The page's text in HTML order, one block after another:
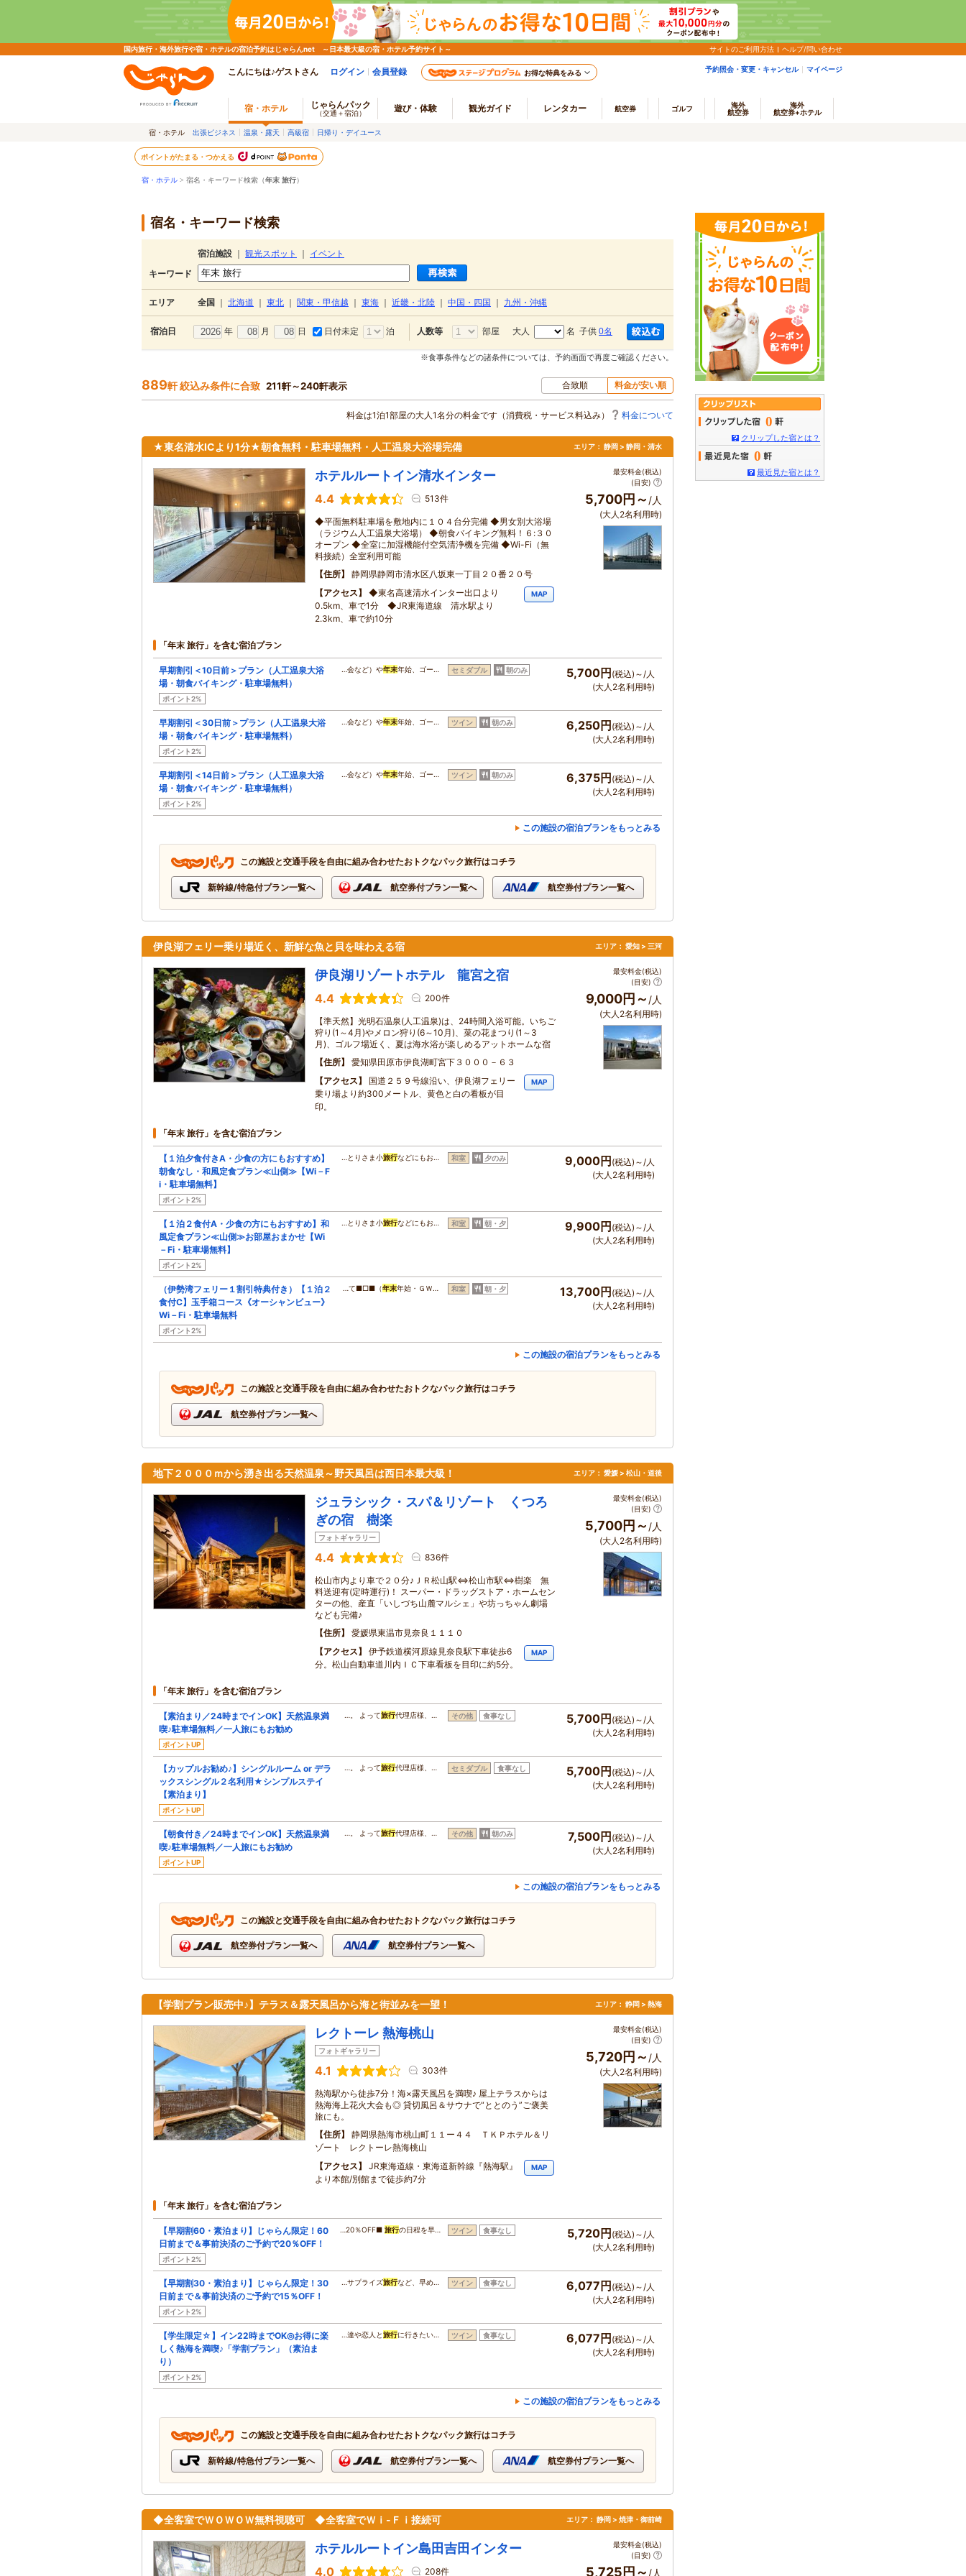
国内旅行・海外旅行や宿・ホテルの宿泊予約はじゃらんnet ～日本最大級の宿・ホテル予約サイト～ サイトのご利用方法 ヘルプ/問い合わせ
こんにちは♪ゲストさん ログイン 会員登録 お得な特典をみる 予約照会・変更・キャンセル マイページ
宿・ホテル じゃらんパック
（交通＋宿泊） 遊び・体験 観光ガイド レンタカー 航空券 ゴルフ
海外
航空券
海外
航空券+ホテル
宿・ホテル 出張ビジネス 温泉・露天 高級宿 日帰り・デイユース
ポイントがたまる・つかえる
宿・ホテル > 宿名・キーワード検索（年末 旅行）
宿名・キーワード検索
宿泊施設 観光スポット
イベント
キーワード
エリア 全国 北海道 東北 関東・甲信越 東海 近畿・北陸 中国・四国 九州・沖縄
宿泊日 年 月 日 日付未定 泊 人数等 部屋 大人 名 子供 0名
※食事条件などの諸条件については、予約画面で再度ご確認ください。
889軒 絞込み条件に合致 211軒～240軒表示 合致順 料金が安い順
料金は1泊1部屋の大人1名分の料金です（消費税・サービス料込み） 料金について
★東名清水ICより1分★朝食無料・駐車場無料・人工温泉大浴場完備 エリア： 静岡 > 静岡・清水
ホテルルートイン清水インター
4.4 513件
◆平面無料駐車場を敷地内に１０４台分完備 ◆男女別大浴場
（ラジウム人工温泉大浴場） ◆朝食バイキング無料！６:３０
オープン ◆全室に加湿機能付空気清浄機を完備 ◆Wi-Fi（無
料接続）全室利用可能
住所
静岡県静岡市清水区八坂東一丁目２０番２０号
アクセス
◆東名高速清水インター出口より
0.5km、車で1分 ◆JR東海道線 清水駅より
2.3km、車で約10分
MAP
最安料金(税込)
(目安)
5,700円～ /人
(大人2名利用時)
「年末 旅行」を含む宿泊プラン
早期割引＜10日前＞プラン（人工温泉大浴
場・朝食バイキング・駐車場無料）
ポイント2%
…会など）や年末年始、ゴー… セミダブル 朝のみ 5,700円 (税込)～/人
(大人2名利用時)
早期割引＜30日前＞プラン（人工温泉大浴
場・朝食バイキング・駐車場無料）
ポイント2%
…会など）や年末年始、ゴー… ツイン 朝のみ 6,250円 (税込)～/人
(大人2名利用時)
早期割引＜14日前＞プラン（人工温泉大浴
場・朝食バイキング・駐車場無料）
ポイント2%
…会など）や年末年始、ゴー… ツイン 朝のみ 6,375円 (税込)～/人
(大人2名利用時)
この施設の宿泊プランをもっとみる
この施設と交通手段を自由に組み合わせたおトクなパック旅行はコチラ
新幹線/特急付プラン一覧へ 航空券付プラン一覧へ 航空券付プラン一覧へ
伊良湖フェリー乗り場近く、新鮮な魚と貝を味わえる宿 エリア： 愛知 > 三河
伊良湖リゾートホテル 龍宮之宿
4.4 200件
【準天然】光明石温泉(人工温泉)は、24時間入浴可能。いちご
狩り(1～4月)やメロン狩り(6～10月)、菜の花まつり(1～3
月)、ゴルフ場近く、夏は海水浴が楽しめるアットホームな宿
住所
愛知県田原市伊良湖町宮下３０００－６３
アクセス
国道２５９号線沿い、伊良湖フェリー
乗り場より約300メートル、黄色と白の看板が目
印。
MAP
最安料金(税込)
(目安)
9,000円～ /人
(大人2名利用時)
「年末 旅行」を含む宿泊プラン
【１泊夕食付きA・少食の方にもおすすめ】
朝食なし・和風定食プラン≪山側≫【Wi－F
i・駐車場無料】
ポイント2%
…とりさま小旅行などにもお… 和室 夕のみ 9,000円 (税込)～/人
(大人2名利用時)
【１泊２食付A・少食の方にもおすすめ】和
風定食プラン≪山側≫お部屋おまかせ【Wi
－Fi・駐車場無料】
ポイント2%
…とりさま小旅行などにもお… 和室 朝・夕 9,900円 (税込)～/人
(大人2名利用時)
（伊勢湾フェリー１割引特典付き）【１泊２
食付C】玉手箱コース《オーシャンビュー》
Wi－Fi・駐車場無料
ポイント2%
…て■□■（年末年始・ＧＷ… 和室 朝・夕 13,700円 (税込)～/人
(大人2名利用時)
この施設の宿泊プランをもっとみる
この施設と交通手段を自由に組み合わせたおトクなパック旅行はコチラ
航空券付プラン一覧へ
地下２０００ｍから湧き出る天然温泉～野天風呂は西日本最大級！ エリア： 愛媛 > 松山・道後
ジュラシック・スパ＆リゾート くつろ
ぎの宿 樹楽
フォトギャラリー
4.4 836件
松山市内より車で２０分♪ＪＲ松山駅⇔松山市駅⇔樹楽 無
料送迎有(定時運行)！ スーパー・ドラッグストア・ホームセン
ターの他、産直「いしづち山麓マルシェ」や坊っちゃん劇場
なども完備♪
住所
愛媛県東温市見奈良１１１０
アクセス
伊予鉄道横河原線見奈良駅下車徒歩6
分。松山自動車道川内ＩＣ下車看板を目印に約5分。
MAP
最安料金(税込)
(目安)
5,700円～ /人
(大人2名利用時)
「年末 旅行」を含む宿泊プラン
【素泊まり／24時までインOK】天然温泉満
喫♪駐車場無料／一人旅にもお勧め
ポイントUP
…。 よって旅行代理店様、… その他 食事なし 5,700円(税込)～/人
(大人2名利用時)
【カップルお勧め♪】シングルルーム or デラ
ックスシングル２名利用★シンプルステイ
【素泊まり】
ポイントUP
…。 よって旅行代理店様、… セミダブル 食事なし 5,700円(税込)～/人
(大人2名利用時)
【朝食付き／24時までインOK】天然温泉満
喫♪駐車場無料／一人旅にもお勧め
ポイントUP
…。 よって旅行代理店様、… その他 朝のみ 7,500円(税込)～/人
(大人2名利用時)
この施設の宿泊プランをもっとみる
この施設と交通手段を自由に組み合わせたおトクなパック旅行はコチラ
航空券付プラン一覧へ 航空券付プラン一覧へ
【学割プラン販売中♪】テラス＆露天風呂から海と街並みを一望！ エリア： 静岡 > 熱海
レクトーレ 熱海桃山
フォトギャラリー
4.1 303件
熱海駅から徒歩7分！海×露天風呂を満喫♪ 屋上テラスからは
熱海海上花火大会も◎ 貸切風呂＆サウナで“ととのう”ご褒美
旅にも。
住所
静岡県熱海市桃山町１１ー４４ ＴＫＰホテル＆リ
ゾート レクトーレ熱海桃山
アクセス
JR東海道線・東海道新幹線『熱海駅』
より本館/別館まで徒歩約7分
MAP
最安料金(税込)
(目安)
5,720円～/人
(大人2名利用時)
「年末 旅行」を含む宿泊プラン
【早期割60・素泊まり】じゃらん限定！60
日前まで＆事前決済のご予約で20％OFF！
ポイント2%
…20％OFF■ 旅行の日程を早… ツイン 食事なし 5,720円 (税込)～/人
(大人2名利用時)
【早期割30・素泊まり】じゃらん限定！30
日前まで＆事前決済のご予約で15％OFF！
ポイント2%
…サプライズ旅行など、早め… ツイン 食事なし 6,077円 (税込)～/人
(大人2名利用時)
【学生限定☆】イン22時までOK◎お得に楽
しく熱海を満喫♪「学割プラン」（素泊ま
り）
ポイント2%
…達や恋人と旅行に行きたい… ツイン 食事なし 6,077円 (税込)～/人
(大人2名利用時)
この施設の宿泊プランをもっとみる
この施設と交通手段を自由に組み合わせたおトクなパック旅行はコチラ
新幹線/特急付プラン一覧へ 航空券付プラン一覧へ 航空券付プラン一覧へ
◆全客室でＷＯＷＯＷ無料視聴可 ◆全客室でＷｉ-Ｆｉ接続可 エリア： 静岡 > 焼津・御前崎
ホテルルートイン島田吉田インター
4.0 208件
最安料金(税込)
(目安)
5,725円～ /人
0
クリップした宿とは？
0
最近見た宿とは？